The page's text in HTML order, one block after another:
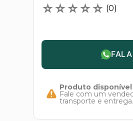
☆☆☆☆☆ (0)
Produto
Fale com um
transporte e entrega.